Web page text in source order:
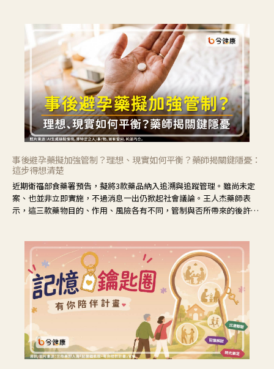
事後避孕藥擬加強管制？理想、現實如何平衡？藥師揭關鍵隱憂：
這步得想清楚
近期衛福部食藥署預告，擬將3款藥品納入追溯與追蹤管理。雖尚未定
案、也並非立即實施，不過消息一出仍掀起社會議論。王人杰藥師表
示，這三款藥物目的、作用、風險各有不同，管制與否所帶來的後許影